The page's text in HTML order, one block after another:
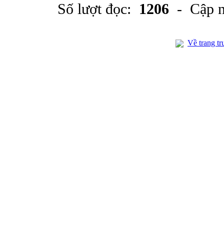
Số lượt đọc: 1206 - Cập
Về trang